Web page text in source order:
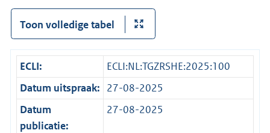
Toon volledige tabel
ECLI:
ECLI:NL:TGZRSHE:2025:100
Datum uitspraak: 27-08-2025
Datum
publicatie:
27-08-2025